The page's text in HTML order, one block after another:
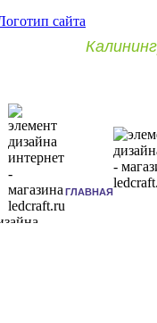
ГЛАВНАЯ